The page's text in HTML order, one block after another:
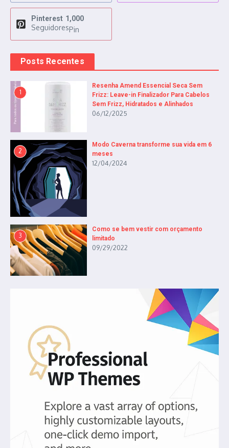
Pinterest 1,000
SeguidoresPin
Posts Recentes
1
Resenha Amend Essencial Seca Sem
Frizz: Leave-in Finalizador Para Cabelos
Sem Frizz, Hidratados e Alinhados
06/12/2025
2
Modo Caverna transforme sua vida em 6
meses
12/04/2024
3
Como se bem vestir com orçamento
limitado
09/29/2022